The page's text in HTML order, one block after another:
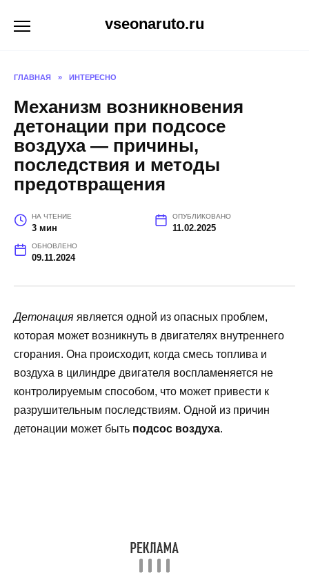
vseonaruto.ru
ГЛАВНАЯ » ИНТЕРЕСНО
Механизм возникновения
детонации при подсосе
воздуха — причины,
последствия и методы
предотвращения
НА ЧТЕНИЕ
3 мин
ОПУБЛИКОВАНО
11.02.2025
ОБНОВЛЕНО
09.11.2024
Детонация является одной из опасных проблем,
которая может возникнуть в двигателях внутреннего
сгорания. Она происходит, когда смесь топлива и
воздуха в цилиндре двигателя воспламеняется не
контролируемым способом, что может привести к
разрушительным последствиям. Одной из причин
детонации может быть подсос воздуха.